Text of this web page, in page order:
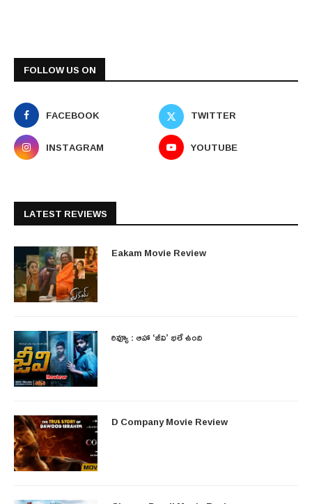
FOLLOW US ON
FACEBOOK
TWITTER
INSTAGRAM
YOUTUBE
LATEST REVIEWS
Eakam Movie Review
రివ్యూ : ఆహా ‘జీవి’ భలే ఉంది
D Company Movie Review